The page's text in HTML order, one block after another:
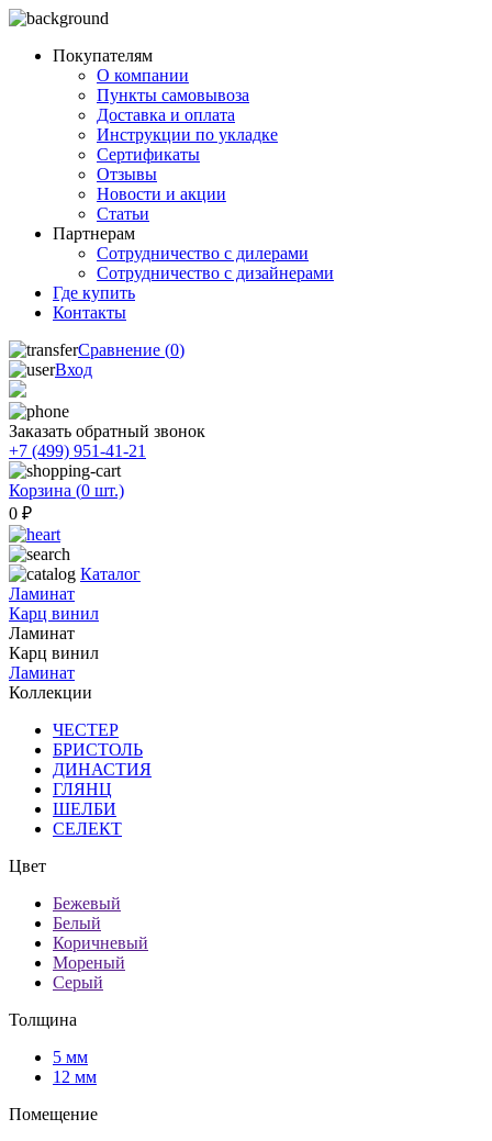
Покупателям
О компании
Пункты самовывоза
Доставка и оплата
Инструкции по укладке
Сертификаты
Отзывы
Новости и акции
Статьи
Партнерам
Сотрудничество с дилерами
Сотрудничество с дизайнерами
Где купить
Контакты
Сравнение (0)
Вход
Заказать обратный звонок
+7 (499) 951-41-21
Корзина (0 шт.)
0 ₽
Каталог
Ламинат
Карц винил
Ламинат
Карц винил
Ламинат
Коллекции
ЧЕСТЕР
БРИСТОЛЬ
ДИНАСТИЯ
ГЛЯНЦ
ШЕЛБИ
СЕЛЕКТ
Цвет
Бежевый
Белый
Коричневый
Мореный
Серый
Толщина
5 мм
12 мм
Помещение